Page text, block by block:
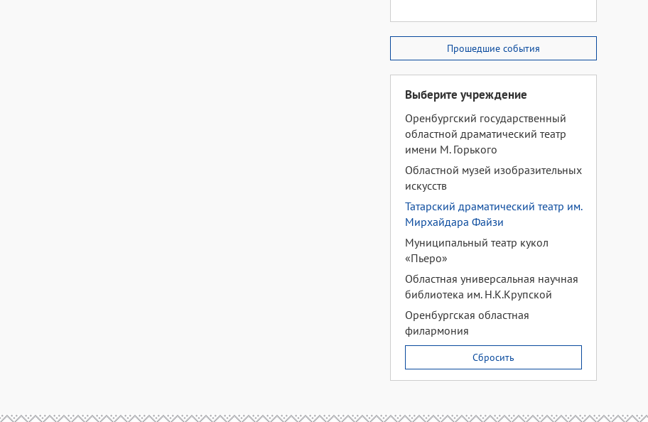
Прошедшие события
Выберите учреждение
Оренбургский государственный
областной драматический театр
имени М. Горького
Областной музей изобразительных
искусств
Татарский драматический театр им.
Мирхайдара Файзи
Муниципальный театр кукол
«Пьеро»
Областная универсальная научная
библиотека им. Н.К.Крупской
Оренбургская областная
филармония
Сбросить